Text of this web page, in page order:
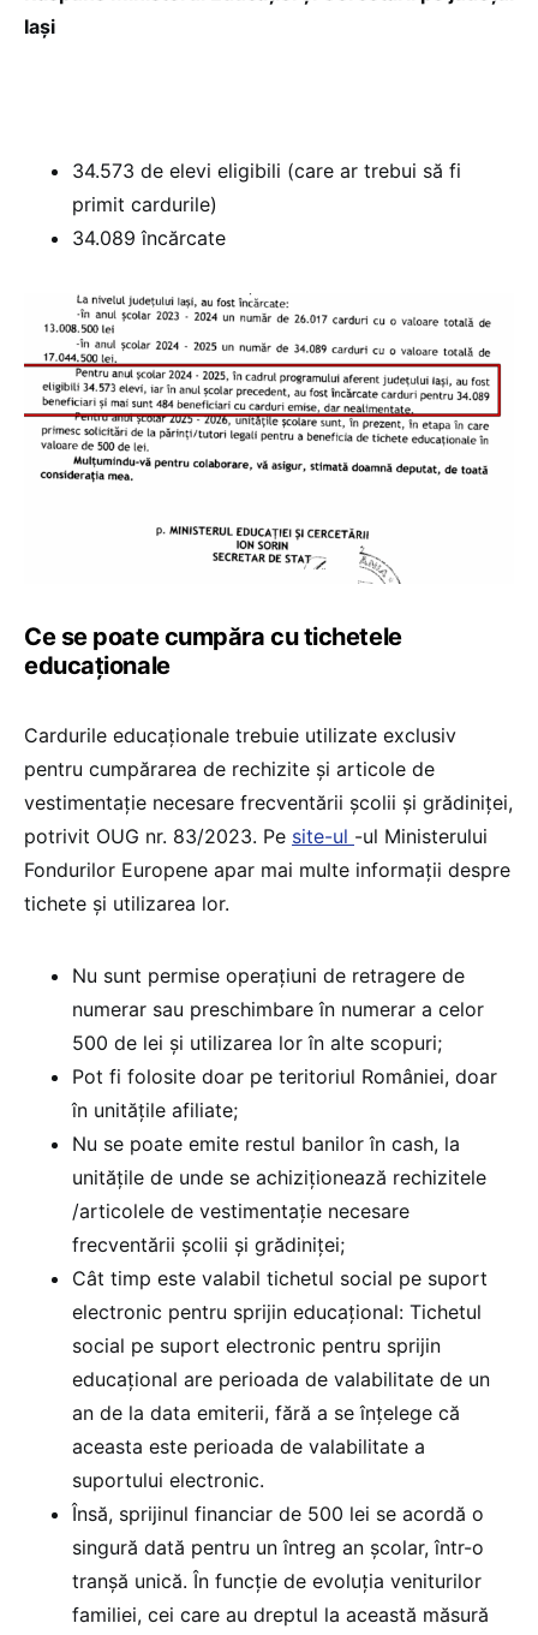
Iași
34.573 de elevi eligibili (care ar trebui să fi
primit cardurile)
34.089 încărcate
Ce se poate cumpăra cu tichetele
educaționale
Cardurile educaționale trebuie utilizate exclusiv
pentru cumpărarea de rechizite și articole de
vestimentaţie necesare frecventării şcolii şi grădiniţei,
potrivit OUG nr. 83/2023. Pe site-ul -ul Ministerului
Fondurilor Europene apar mai multe informații despre
tichete și utilizarea lor.
Nu sunt permise operațiuni de retragere de
numerar sau preschimbare în numerar a celor
500 de lei și utilizarea lor în alte scopuri;
Pot fi folosite doar pe teritoriul României, doar
în unitățile afiliate;
Nu se poate emite restul banilor în cash, la
unitățile de unde se achiziționează rechizitele
/articolele de vestimentație necesare
frecventării școlii și grădiniței;
Cât timp este valabil tichetul social pe suport
electronic pentru sprijin educațional: Tichetul
social pe suport electronic pentru sprijin
educațional are perioada de valabilitate de un
an de la data emiterii, fără a se înțelege că
aceasta este perioada de valabilitate a
suportului electronic.
Însă, sprijinul financiar de 500 lei se acordă o
singură dată pentru un întreg an școlar, într-o
tranșă unică. În funcție de evoluția veniturilor
familiei, cei care au dreptul la această măsură